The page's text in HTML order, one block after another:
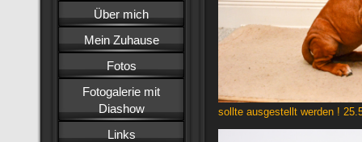
Über mich
Mein Zuhause
Fotos
Fotogalerie mit
Diashow
Links
sollte ausgestellt werden !